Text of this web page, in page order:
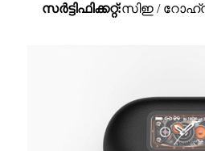
സർട്ടിഫിക്കറ്റ്:സിഇ /